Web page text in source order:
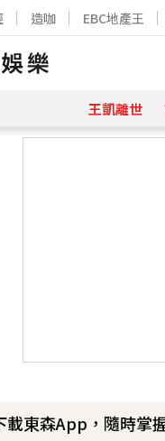
造咖 EBC地產王
王凱離世
載東森App，隨時掌